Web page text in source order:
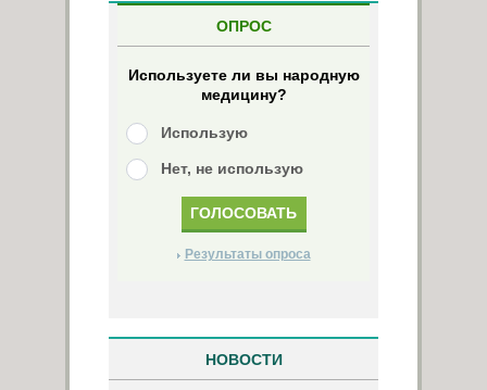
ОПРОС
Используете ли вы народную
медицину?
Использую
Нет, не использую
Результаты опроса
НОВОСТИ